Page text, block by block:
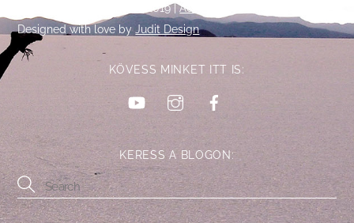
To
2019 |Adatkezelési tájékoztató
Designed with love byJudit Design
KÖVESS MINKET ITT IS:
YouTubeInstagram
KERESS A BLOGON: